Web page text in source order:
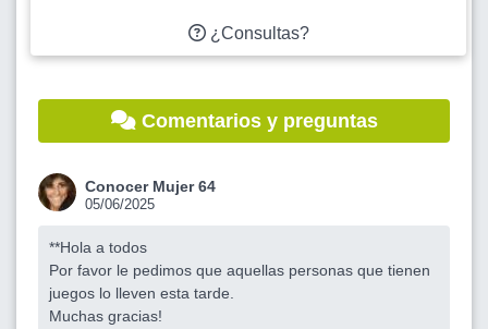
¿Consultas?
Comentarios y preguntas
Conocer Mujer 64
05/06/2025
**Hola a todos
Por favor le pedimos que aquellas personas que tienen
juegos lo lleven esta tarde.
Muchas gracias!